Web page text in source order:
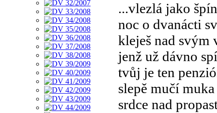
...vlezlá jako
noc o dvanácti
kleješ nad svým
jenž už dávno spí
tvůj je ten
slepě mučí muka
srdce nad